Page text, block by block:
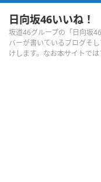
日向坂46いいね！
坂道46グループの「日向坂
バーが書いているブログそ
けします。なお本サイトで